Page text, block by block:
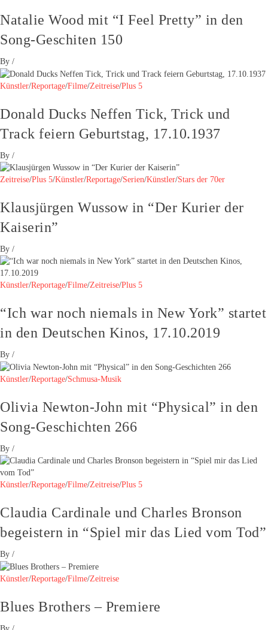
Natalie Wood mit “I Feel Pretty” in den
Song-Geschiten 150
By /
Künstler/Reportage/Filme/Zeitreise/Plus 5
Donald Ducks Neffen Tick, Trick und
Track feiern Geburtstag, 17.10.1937
By /
Zeitreise/Plus 5/Künstler/Reportage/Serien/Künstler/Stars der 70er
Klausjürgen Wussow in “Der Kurier der
Kaiserin”
By /
Künstler/Reportage/Filme/Zeitreise/Plus 5
“Ich war noch niemals in New York” startet
in den Deutschen Kinos, 17.10.2019
By /
Künstler/Reportage/Schmusa-Musik
Olivia Newton-John mit “Physical” in den
Song-Geschichten 266
By /
Künstler/Reportage/Filme/Zeitreise/Plus 5
Claudia Cardinale und Charles Bronson
begeistern in “Spiel mir das Lied vom Tod”
By /
Künstler/Reportage/Filme/Zeitreise
Blues Brothers – Premiere